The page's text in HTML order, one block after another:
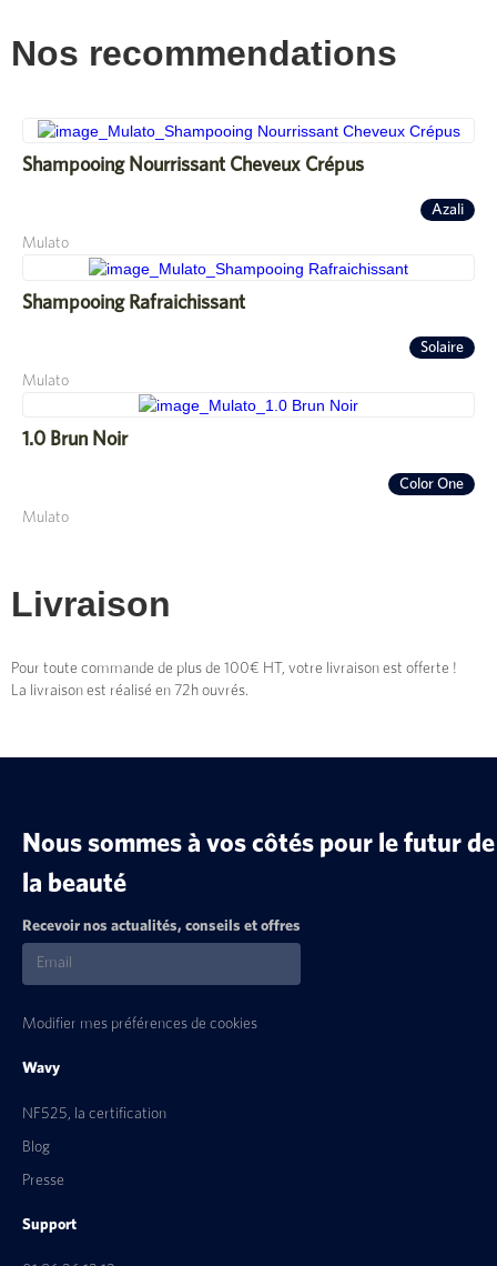
Nos recommendations
Shampooing Nourrissant Cheveux Crépus
Azali
Mulato
Shampooing Rafraichissant
Solaire
Mulato
1.0 Brun Noir
Color One
Mulato
Livraison
Pour toute commande de plus de 100€ HT, votre livraison est offerte !
La livraison est réalisé en 72h ouvrés.
Nous sommes à vos côtés pour le futur de
la beauté
Recevoir nos actualités, conseils et offres
Modifier mes préférences de cookies
Wavy
NF525, la certification
Blog
Presse
Support